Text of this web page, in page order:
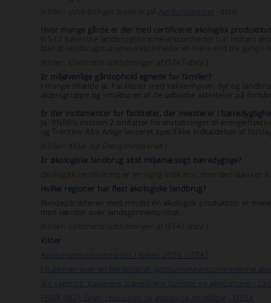
(Kilder: uddybninger baseret på Agriturismo.net -data)
Hvor mange gårde er der med certificeret økologisk
6.542 italienske landbrugsturismevirksomheder har indført
blandt landbrugsturismevirksomheder er mere end tre gange
(Kilder: Coldirettis uddybninger af ISTAT-data )
Er miljøvenlige gårdophold egnede for familier?
I mange tilfælde ja. Faciliteter med køkkenhaver, dyr og
aldersgruppe og strukturen af de udbudte aktiviteter på
Er der incitamenter for faciliteter, der investerer i
Ja. PNRR's mission 2 omfatter foranstaltninger til
og Trentino-Alto Adige lanceret specifikke indkaldelser af
(Kilder: Miljø- og Energiministeriet )
Er økologiske landbrug altid miljømæssigt bæredygtige?
Økologisk certificering er en vigtig indikator, men den dækker
Hvilke regioner har flest økologiske landbrug?
Bondegårdsferier med mindst én økologisk produktion er
med værdier over landsgennemsnittet.
(Kilder: Coldirettis uddybninger af ISTAT-data )
Kilder
Agriturismevirksomheder i Italien 2024 - ISTAT
I Italien er over en fjerdedel af agroturismevirksomhederne
XIV-rapport: Italienere, bæredygtig turisme og økoturisme -
PNRR (M2): Grøn revolution og økologisk omstilling - MESA